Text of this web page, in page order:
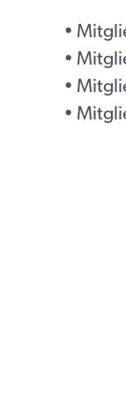
•
•
•
•